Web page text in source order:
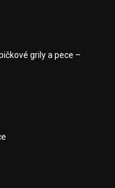
grily a pece –